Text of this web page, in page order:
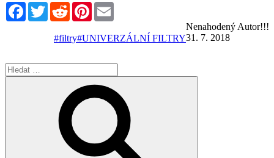
FacebookTwitterRedditPinterest
Nenahodený Autor!!!
31. 7. 2018
#filtry#UNIVERZÁLNÍ FILTRY
Hledat: